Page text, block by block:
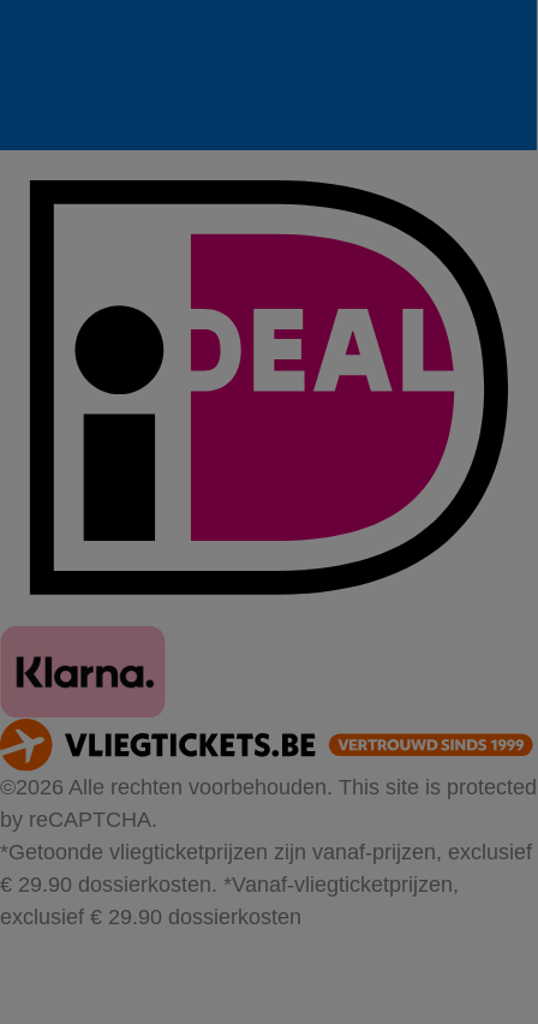
©2026 Alle rechten voorbehouden. This site is protected
by reCAPTCHA.
*Getoonde vliegticketprijzen zijn vanaf-prijzen, exclusief
€ 29.90 dossierkosten. *Vanaf-vliegticketprijzen,
exclusief € 29.90 dossierkosten